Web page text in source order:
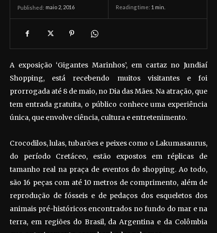
Published: maio 2, 2016 Reading time: 1 min.
A exposição ‘Gigantes Marinhos’, em cartaz no Jundiaí
Shopping, está recebendo muitos visitantes e foi
prorrogada até 8 de maio, no Dia das Mães. Na atração, que
tem entrada gratuita, o público conhece uma experiência
única, que envolve ciência, cultura e entretenimento.
Crocodilos, lulas, tubarões e peixes como o Lakumasaurus,
do período Cretáceo, estão expostos em réplicas de
tamanho real na praça de eventos do shopping. Ao todo,
são 16 peças com até 10 metros de comprimento, além de
reprodução de fósseis e de pedaços dos esqueletos dos
animais pré-históricos encontrados no fundo do mar e na
terra, em regiões do Brasil, da Argentina e da Colômbia